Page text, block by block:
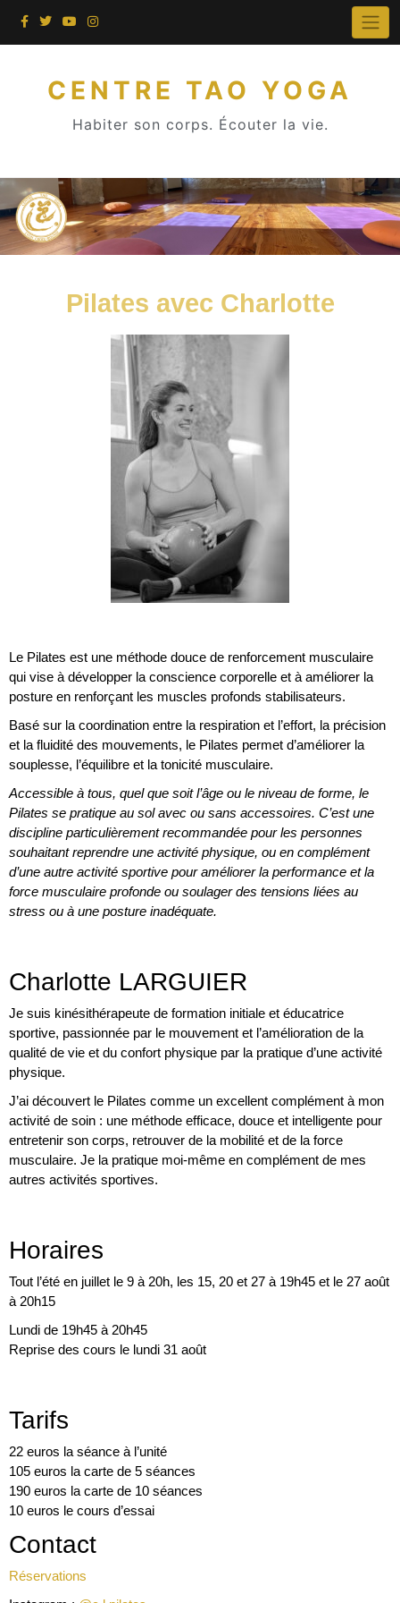
CENTRE TAO YOGA
Habiter son corps. Écouter la vie.
Pilates avec Charlotte
Le Pilates est une méthode douce de renforcement musculaire
qui vise à développer la conscience corporelle et à améliorer la
posture en renforçant les muscles profonds stabilisateurs.
Basé sur la coordination entre la respiration et l’effort, la précision
et la fluidité des mouvements, le Pilates permet d’améliorer la
souplesse, l’équilibre et la tonicité musculaire.
Accessible à tous, quel que soit l’âge ou le niveau de forme, le
Pilates se pratique au sol avec ou sans accessoires. C’est une
discipline particulièrement recommandée pour les personnes
souhaitant reprendre une activité physique, ou en complément
d’une autre activité sportive pour améliorer la performance et la
force musculaire profonde ou soulager des tensions liées au
stress ou à une posture inadéquate.
Charlotte LARGUIER
Je suis kinésithérapeute de formation initiale et éducatrice
sportive, passionnée par le mouvement et l’amélioration de la
qualité de vie et du confort physique par la pratique d’une activité
physique.
J’ai découvert le Pilates comme un excellent complément à mon
activité de soin : une méthode efficace, douce et intelligente pour
entretenir son corps, retrouver de la mobilité et de la force
musculaire. Je la pratique moi-même en complément de mes
autres activités sportives.
Horaires
Tout l’été en juillet le 9 à 20h, les 15, 20 et 27 à 19h45 et le 27 août
à 20h15
Lundi de 19h45 à 20h45
Reprise des cours le lundi 31 août
Tarifs
22 euros la séance à l’unité
105 euros la carte de 5 séances
190 euros la carte de 10 séances
10 euros le cours d’essai
Contact
Réservations